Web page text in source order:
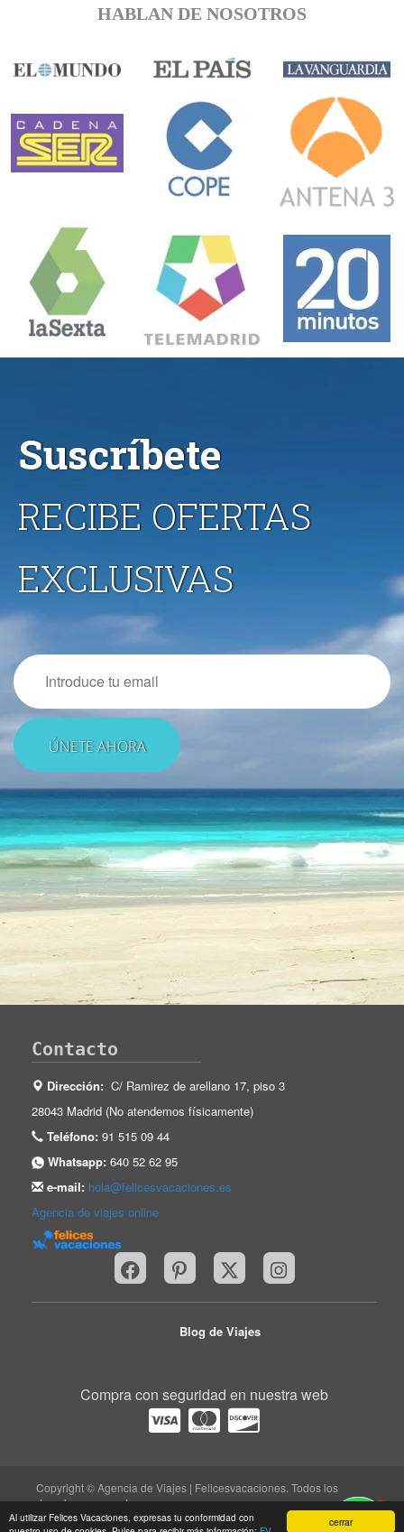
cerrar
Al utilizar Felices Vacaciones, expresas tu conformidad con
HABLAN DE NOSOTROS
Suscríbete
RECIBE OFERTAS
EXCLUSIVAS
Email
Contacto
Dirección: C/ Ramirez de arellano 17, piso 3
28043 Madrid (No atendemos físicamente)
Teléfono: 91 515 09 44
Whatsapp: 640 52 62 95
e-mail: hola@felicesvacaciones.es
Agencia de viajes online
Blog de Viajes
Compra con seguridad en nuestra web
Copyright © Agencia de Viajes | Felicesvacaciones. Todos los
derechos reservados.
trabaja con nosotros|quiénes somos| Aviso legal
|
1